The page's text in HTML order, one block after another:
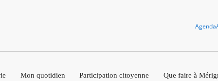
Agenda
Mon quotidien Participation citoyenne Que faire à